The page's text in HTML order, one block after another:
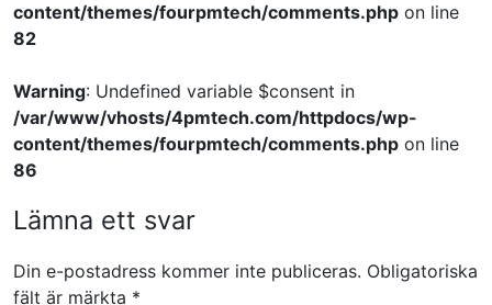
content/themes/fourpmtech/comments.php on line
82
Warning: Undefined variable $consent in
/var/www/vhosts/4pmtech.com/httpdocs/wp-
content/themes/fourpmtech/comments.php on line
86
Lämna ett svar
Din e-postadress kommer inte publiceras. Obligatoriska
fält är märkta *